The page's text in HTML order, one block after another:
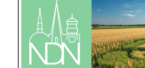
Actualités